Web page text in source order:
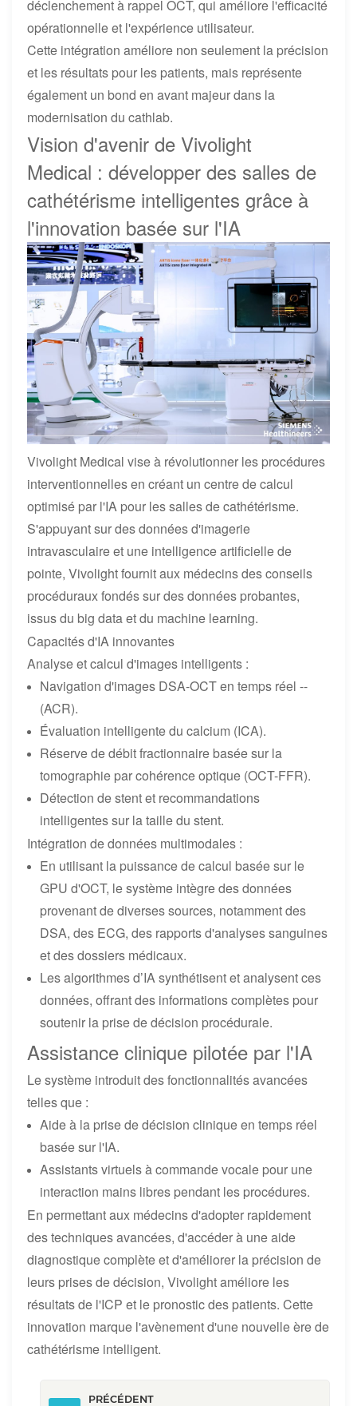
déclenchement à rappel OCT, qui améliore l'efficacité
opérationnelle et l'expérience utilisateur.
Cette intégration améliore non seulement la précision
et les résultats pour les patients, mais représente
également un bond en avant majeur dans la
modernisation du cathlab.
Vision d'avenir de Vivolight
Medical : développer des salles de
cathétérisme intelligentes grâce à
l'innovation basée sur l'IA
Vivolight Medical vise à révolutionner les procédures
interventionnelles en créant un centre de calcul
optimisé par l'IA pour les salles de cathétérisme.
S'appuyant sur des données d'imagerie
intravasculaire et une intelligence artificielle de
pointe, Vivolight fournit aux médecins des conseils
procéduraux fondés sur des données probantes,
issus du big data et du machine learning.
Capacités d'IA innovantes
Analyse et calcul d'images intelligents :
Navigation d'images DSA-OCT en temps réel --
(ACR).
Évaluation intelligente du calcium (ICA).
Réserve de débit fractionnaire basée sur la
tomographie par cohérence optique (OCT-FFR).
Détection de stent et recommandations
intelligentes sur la taille du stent.
Intégration de données multimodales :
En utilisant la puissance de calcul basée sur le
GPU d'OCT, le système intègre des données
provenant de diverses sources, notamment des
DSA, des ECG, des rapports d'analyses sanguines
et des dossiers médicaux.
Les algorithmes d’IA synthétisent et analysent ces
données, offrant des informations complètes pour
soutenir la prise de décision procédurale.
Assistance clinique pilotée par l'IA
Le système introduit des fonctionnalités avancées
telles que :
Aide à la prise de décision clinique en temps réel
basée sur l'IA.
Assistants virtuels à commande vocale pour une
interaction mains libres pendant les procédures.
En permettant aux médecins d'adopter rapidement
des techniques avancées, d'accéder à une aide
diagnostique complète et d'améliorer la précision de
leurs prises de décision, Vivolight améliore les
résultats de l'ICP et le pronostic des patients. Cette
innovation marque l'avènement d'une nouvelle ère de
cathétérisme intelligent.
PRÉCÉDENT